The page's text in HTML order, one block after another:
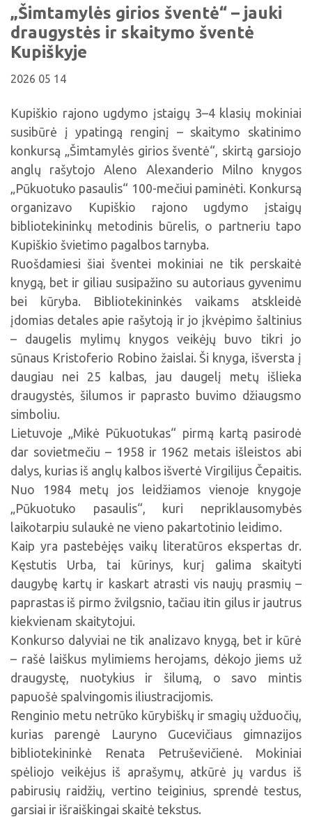
Biblioteka visiems
MIRKT Mokymai
Viktorinos
Virtualios parodos
Parodos
Žymūs kupiškėnai
Ramybės takais: interaktyvi kelionė
Atminties erdvės ir ženklai Kupiškio krašte
Mūsų kraštas
Virtualios parodos
Laimutės pasakėlės
Periodiniai leidiniai
Tau patiks
Naudinga informacija
Padaliniai
Komisijos, darbo grupės
„Šimtamylės girios šventė“ – jauki
draugystės ir skaitymo šventė
Kupiškyje
2026 05 14
Kupiškio rajono ugdymo įstaigų 3–4 klasių mokiniai
susibūrė į ypatingą renginį – skaitymo skatinimo
konkursą „Šimtamylės girios šventė“, skirtą garsiojo
anglų rašytojo Aleno Alexanderio Milno knygos
„Pūkuotuko pasaulis“ 100-mečiui paminėti. Konkursą
organizavo Kupiškio rajono ugdymo įstaigų
bibliotekininkų metodinis būrelis, o partneriu tapo
Kupiškio švietimo pagalbos tarnyba.
Ruošdamiesi šiai šventei mokiniai ne tik perskaitė
knygą, bet ir giliau susipažino su autoriaus gyvenimu
bei kūryba. Bibliotekininkės vaikams atskleidė
įdomias detales apie rašytoją ir jo įkvėpimo šaltinius
– daugelis mylimų knygos veikėjų buvo tikri jo
sūnaus Kristoferio Robino žaislai. Ši knyga, išversta į
daugiau nei 25 kalbas, jau daugelį metų išlieka
draugystės, šilumos ir paprasto buvimo džiaugsmo
simboliu.
Lietuvoje „Mikė Pūkuotukas“ pirmą kartą pasirodė
dar sovietmečiu – 1958 ir 1962 metais išleistos abi
dalys, kurias iš anglų kalbos išvertė Virgilijus Čepaitis.
Nuo 1984 metų jos leidžiamos vienoje knygoje
„Pūkuotuko pasaulis“, kuri nepriklausomybės
laikotarpiu sulaukė ne vieno pakartotinio leidimo.
Kaip yra pastebėjęs vaikų literatūros ekspertas dr.
Kęstutis Urba, tai kūrinys, kurį galima skaityti
daugybę kartų ir kaskart atrasti vis naujų prasmių –
paprastas iš pirmo žvilgsnio, tačiau itin gilus ir jautrus
kiekvienam skaitytojui.
Konkurso dalyviai ne tik analizavo knygą, bet ir kūrė
– rašė laiškus mylimiems herojams, dėkojo jiems už
draugystę, nuotykius ir šilumą, o savo mintis
papuošė spalvingomis iliustracijomis.
Renginio metu netrūko kūrybiškų ir smagių užduočių,
kurias parengė Lauryno Gucevičiaus gimnazijos
bibliotekininkė Renata Petruševičienė. Mokiniai
spėliojo veikėjus iš aprašymų, atkūrė jų vardus iš
pabirusių raidžių, vertino teiginius, sprendė testus,
garsiai ir išraiškingai skaitė tekstus.